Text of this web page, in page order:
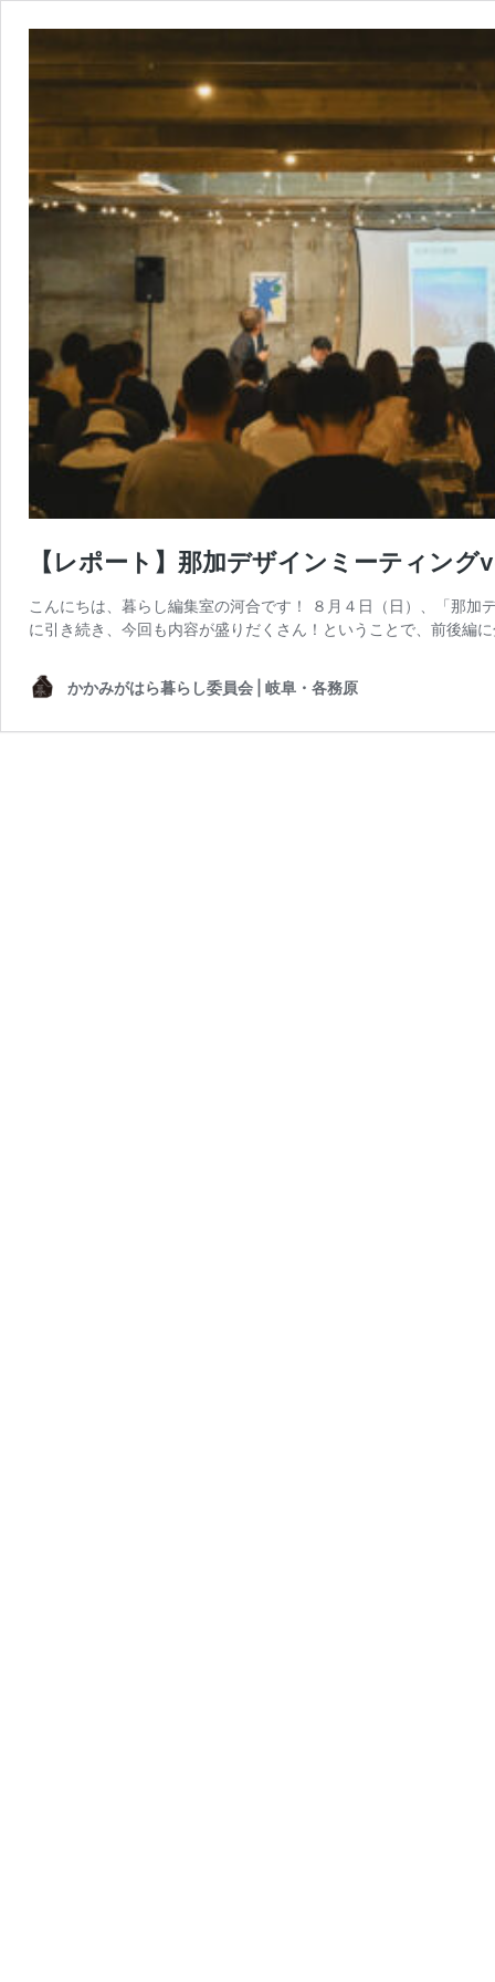
【レポート】那加デザインミーティン
こんにちは、暮らし編集室の河合です！ ８月４日（日）、「那
に引き続き、今回も内容が盛りだくさん！ということで、前後編
かかみがはら暮らし委員会 | 岐阜・各務原